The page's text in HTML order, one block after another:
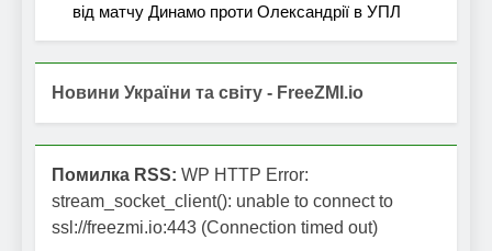
від матчу Динамо проти Олександрії в УПЛ
Новини України та світу - FreeZMI.io
Помилка RSS: WP HTTP Error:
stream_socket_client(): unable to connect to
ssl://freezmi.io:443 (Connection timed out)